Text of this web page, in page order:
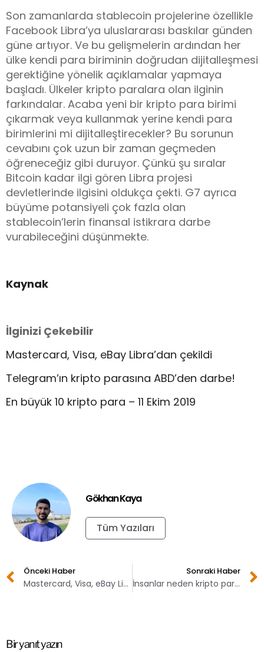
Son zamanlarda stablecoin projelerine özellikle
Facebook Libra’ya uluslararası baskılar günden
güne artıyor. Ve bu gelişmelerin ardından her
ülke kendi para biriminin doğrudan dijitalleşmesi
gerektiğine yönelik açıklamalar yapmaya
başladı. Ülkeler kripto paralara olan ilginin
farkındalar. Acaba yeni bir kripto para birimi
çıkarmak veya kullanmak yerine kendi para
birimlerini mi dijitalleştirecekler? Bu sorunun
cevabını çok uzun bir zaman geçmeden
öğreneceğiz gibi duruyor. Çünkü şu sıralar
Bitcoin kadar ilgi gören Libra projesi
devletlerinde ilgisini oldukça çekti. G7 ayrıca
büyüme potansiyeli çok fazla olan
stablecoin’lerin finansal istikrara darbe
vurabileceğini düşünmekte.
Kaynak
İlginizi Çekebilir
Mastercard, Visa, eBay Libra’dan çekildi
Telegram’ın kripto parasına ABD’den darbe!
En büyük 10 kripto para – 11 Ekim 2019
Gökhan Kaya
Tüm Yazıları
Önceki Haber
Mastercard, Visa, eBay Libra’dan çekildi
Sonraki Haber
İnsanlar neden kripto paralara yöneliyorlar?
Bir yanıt yazın